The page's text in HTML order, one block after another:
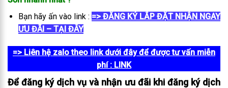
Bạn hãy ấn vào link : => ĐĂNG KÝ LẮP ĐẶT NHẬN NGAY
ƯU ĐÃI – TẠI ĐÂY
=> Liên hệ zalo theo link dưới đây để được tư vấn miễn
phí: LINK
Để đăng ký dịch vụ và nhận ưu đãi khi đăng ký dịch